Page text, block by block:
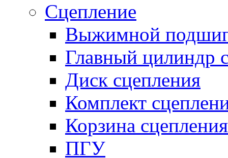
Сцепление
Выжимной
Главный цилиндр
Диск сцепления
Комплект
Корзина сцепления
ПГУ